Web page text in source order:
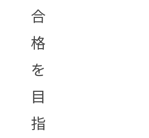
合
格
を
目
指